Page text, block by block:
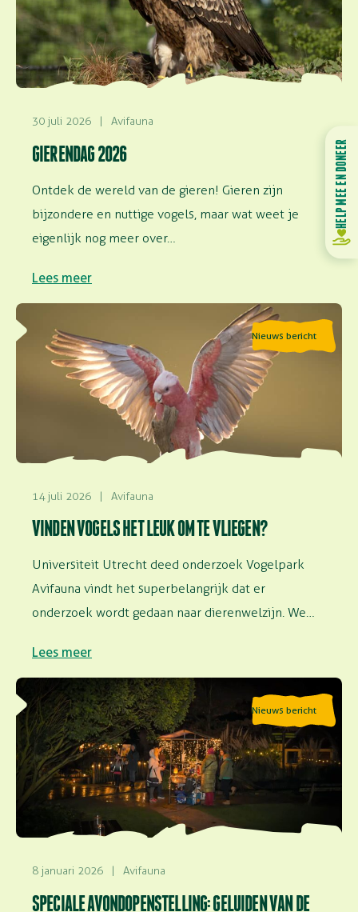
30 juli 2026 | Avifauna
GIERENDAG 2026
Ontdek de wereld van de gieren! Gieren zijn
bijzondere en nuttige vogels, maar wat weet je
eigenlijk nog meer over…
Lees meer
Nieuws bericht
14 juli 2026 | Avifauna
VINDEN VOGELS HET LEUK OM TE VLIEGEN?
Universiteit Utrecht deed onderzoek Vogelpark
Avifauna vindt het superbelangrijk dat er
onderzoek wordt gedaan naar dierenwelzijn. We
Lees meer
Lees meer over Vinden vogels het leuk om te vliegen?
Nieuws bericht
8 januari 2026 | Avifauna
SPECIALE AVONDOPENSTELLING: GELUIDEN VAN DE
Lees meer over Speciale avondopenstelling: Geluiden
van de nacht
HELP MEE EN DONEER